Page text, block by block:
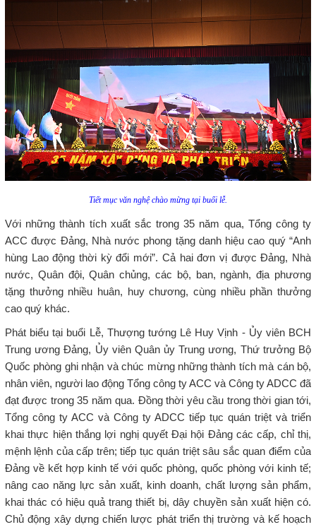
Tiết mục văn nghệ chào mừng tại buổi lễ.
Với những thành tích xuất sắc trong 35 năm qua, Tổng công ty
ACC được Đảng, Nhà nước phong tặng danh hiệu cao quý “Anh
hùng Lao động thời kỳ đổi mới”. Cả hai đơn vị được Đảng, Nhà
nước, Quân đội, Quân chủng, các bộ, ban, ngành, địa phương
tặng thưởng nhiều huân, huy chương, cùng nhiều phần thưởng
cao quý khác.
Phát biểu tại buổi Lễ, Thượng tướng Lê Huy Vịnh - Ủy viên BCH
Trung ương Đảng, Ủy viên Quân ủy Trung ương, Thứ trưởng Bộ
Quốc phòng ghi nhận và chúc mừng những thành tích mà cán bộ,
nhân viên, người lao động Tổng công ty ACC và Công ty ADCC đã
đạt được trong 35 năm qua. Đồng thời yêu cầu trong thời gian tới,
Tổng công ty ACC và Công ty ADCC tiếp tục quán triệt và triển
khai thực hiện thắng lợi nghị quyết Đại hội Đảng các cấp, chỉ thị,
mệnh lệnh của cấp trên; tiếp tục quán triệt sâu sắc quan điểm của
Đảng về kết hợp kinh tế với quốc phòng, quốc phòng với kinh tế;
nâng cao năng lực sản xuất, kinh doanh, chất lượng sản phẩm,
khai thác có hiệu quả trang thiết bị, dây chuyền sản xuất hiện có.
Chủ động xây dựng chiến lược phát triển thị trường và kế hoạch